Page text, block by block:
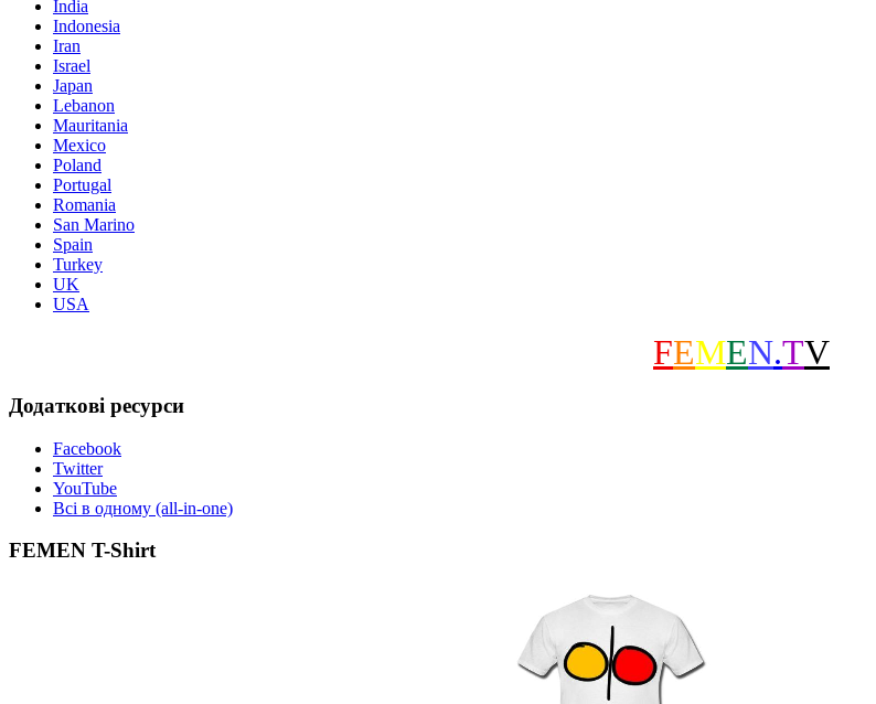
India
Indonesia
Iran
Israel
Japan
Lebanon
Mauritania
Mexico
Poland
Portugal
Romania
San Marino
Spain
Turkey
UK
USA
FEMEN.TV
Додаткові ресурси
Facebook
Twitter
YouTube
Всі в одному (all-in-one)
FEMEN T-Shirt